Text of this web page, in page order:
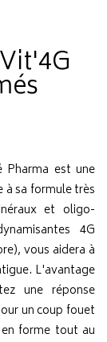
est une
sa formule très
et oligo-
4G
vous aidera à
L'avantage
une réponse
un coup fouet
forme tout au